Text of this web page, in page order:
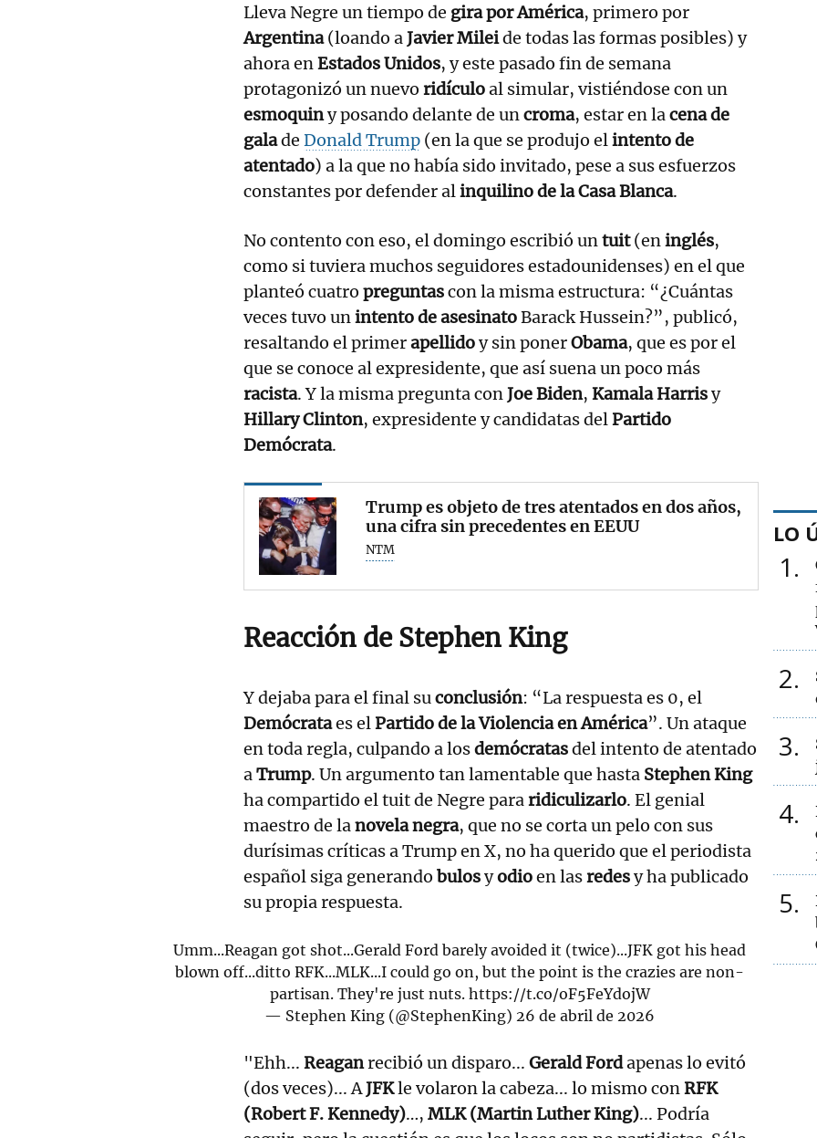
Lleva Negre un tiempo de gira por América, primero por
Argentina(loando aJavier Mileide todas las formas posibles) y
ahora enEstados Unidos, y este pasado fin de semana
protagonizó un nuevo ridículoal simular, vistiéndose con un
esmoquiny posando delante de uncroma, estar en lacena de
galade Donald Trump (en la que se produjo elintento de
atentado) a la que no había sido invitado, pese a sus esfuerzos
constantes por defender alinquilino de la Casa Blanca.
No contento con eso, el domingo escribió untuit(eninglés,
como si tuviera muchos seguidores estadounidenses) en el que
planteó cuatro preguntascon la misma estructura: “¿Cuántas
veces tuvo unintento de asesinatoBarack Hussein?”, publicó,
resaltando el primerapellidoy sin ponerObama, que es por el
que se conoce al expresidente, que así suena un poco más
racista. Y la misma pregunta conJoe Biden, Kamala Harrisy
Hillary Clinton, expresidente y candidatas delPartido
Demócrata.
Trump es objeto de tres atentados en dos años,
una cifra sin precedentes en EEUU
NTM
Reacción de Stephen King
Y dejaba para el final suconclusión: “La respuesta es 0, el
Demócrataes elPartido de la Violencia en América”. Un ataque
en toda regla, culpando a losdemócratasdel intento de atentado
aTrump. Un argumento tan lamentable que hasta Stephen King
ha compartido el tuit de Negre pararidiculizarlo. El genial
maestro de lanovela negra, que no se corta un pelo con sus
durísimas críticas a Trump en X, no ha querido que el periodista
español siga generando bulosyodioen lasredesy ha publicado
su propia respuesta.
Umm...Reagan got shot...Gerald Ford barely avoided it (twice)...JFK got his head
blown off...ditto RFK...MLK...I could go on, but the point is the crazies are non-
partisan. They're just nuts. https://t.co/oF5FeYdojW
— Stephen King (@StephenKing) 26 de abril de 2026
"Ehh... Reaganrecibió un disparo... Gerald Fordapenas lo evitó
(dos veces)... AJFKle volaron la cabeza... lo mismo conRFK
(Robert F. Kennedy)…, MLK (Martin Luther King)... Podría
LO
1
2
3
4
5